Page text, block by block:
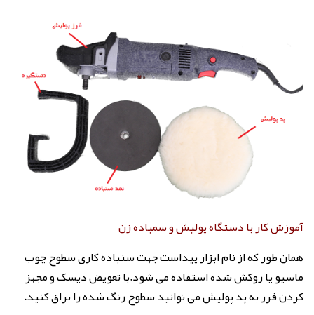
آموزش کار با دستگاه پولیش و سمباده زن
همان طور که از نام ابزار پیداست جهت سنباده کاری سطوح چوب
ماسیو یا روکش شده استفاده می شود.با تعویض دیسک و مجهز
کردن فرز به پد پولیش می توانید سطوح رنگ شده را براق کنید.